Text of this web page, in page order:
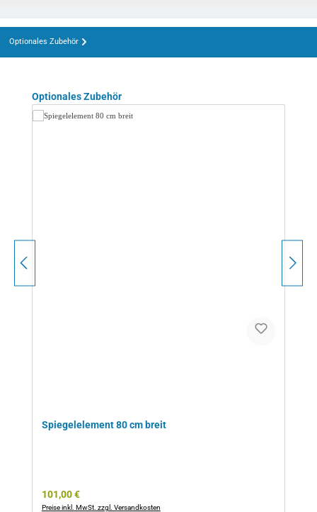
Optionales Zubehör
Produktgalerie überspringen
Optionales Zubehör
Spiegelelement 80 cm breit
Regulärer Preis:
101,00 €
Preise inkl. MwSt. zzgl. Versandkosten